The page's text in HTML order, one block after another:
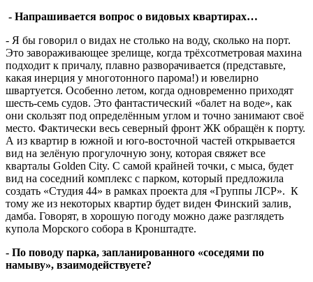
- Напрашивается вопрос о видовых квартирах…
- Я бы говорил о видах не столько на воду, сколько на порт.
Это завораживающее зрелище, когда трёхсотметровая махина
подходит к причалу, плавно разворачивается (представьте,
какая инерция у многотонного парома!) и ювелирно
швартуется. Особенно летом, когда одновременно приходят
шесть-семь судов. Это фантастический «балет на воде», как
они скользят под определённым углом и точно занимают своё
место. Фактически весь северный фронт ЖК обращён к порту.
А из квартир в южной и юго-восточной частей открывается
вид на зелёную прогулочную зону, которая свяжет все
кварталы Golden City. С самой крайней точки, с мыса, будет
вид на соседний комплекс с парком, который предложила
создать «Студия 44» в рамках проекта для «Группы ЛСР». К
тому же из некоторых квартир будет виден Финский залив,
дамба. Говорят, в хорошую погоду можно даже разглядеть
купола Морского собора в Кронштадте.
- По поводу парка, запланированного «соседями по
намыву», взаимодействуете?